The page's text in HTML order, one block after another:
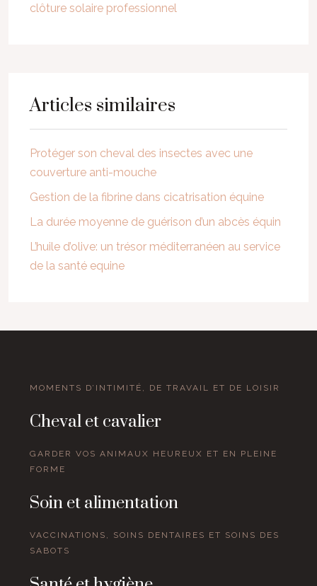
clôture solaire professionnel
Articles similaires
Protéger son cheval des insectes avec une
couverture anti-mouche
Gestion de la fibrine dans cicatrisation équine
La durée moyenne de guérison d’un abcès équin
L’huile d’olive: un trésor méditerranéen au service
de la santé equine
MOMENTS D’INTIMITÉ, DE TRAVAIL ET DE LOISIR
Cheval et cavalier
GARDER VOS ANIMAUX HEUREUX ET EN PLEINE
FORME
Soin et alimentation
VACCINATIONS, SOINS DENTAIRES ET SOINS DES
SABOTS